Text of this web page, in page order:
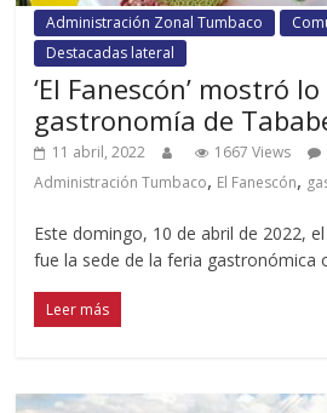
Administración Zonal Tumbaco
Destacadas lateral
‘El Fanescón’ mostró
gastronomía de
11 abril, 2022 1667 Views
Administración Tumbaco, El Fanescón,
Este domingo, 10 de abril de 2022,
fue la sede de la feria gastronómica
Leer más